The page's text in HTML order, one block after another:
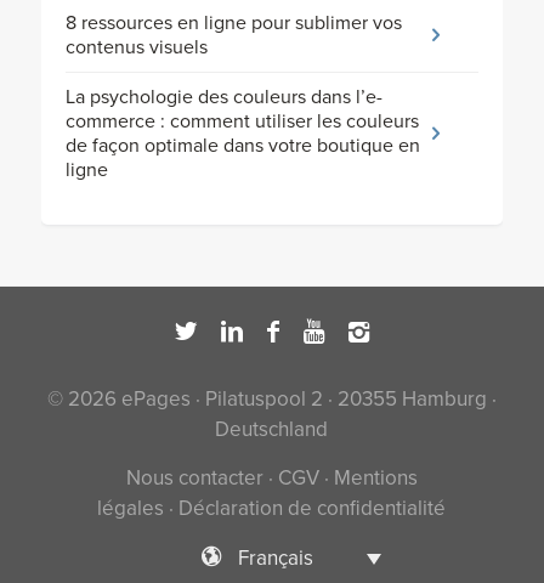
8 ressources en ligne pour sublimer vos
contenus visuels
La psychologie des couleurs dans l’e-
commerce : comment utiliser les couleurs
de façon optimale dans votre boutique en
ligne
© 2026 ePages · Pilatuspool 2 · 20355 Hamburg ·
Deutschland
Nous contacter · CGV· Mentions
légales · Déclaration de confidentialité
Français